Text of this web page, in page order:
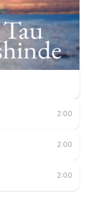
2:00
2:00
2:00